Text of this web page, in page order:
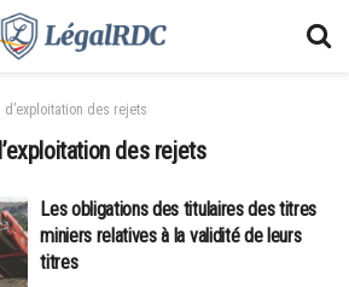
d’exploitation des rejets
des rejets
Les obligations des titulaires des titres
miniers relatives à la validité de leurs
titres